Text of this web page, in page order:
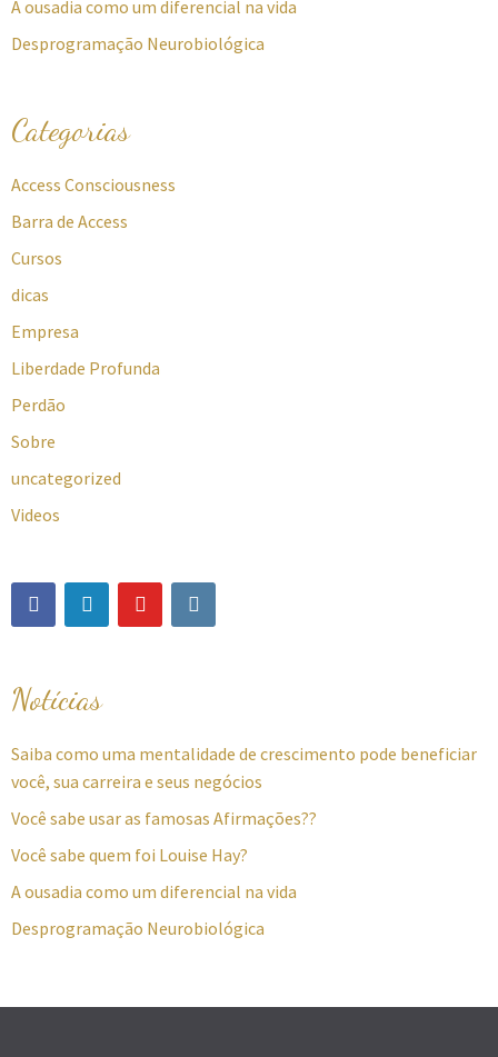
A ousadia como um diferencial na vida
Desprogramação Neurobiológica
Categorias
Access Consciousness
Barra de Access
Cursos
dicas
Empresa
Liberdade Profunda
Perdão
Sobre
uncategorized
Videos
Notícias
Saiba como uma mentalidade de crescimento pode beneficiar
você, sua carreira e seus negócios
Você sabe usar as famosas Afirmações??
Você sabe quem foi Louise Hay?
A ousadia como um diferencial na vida
Desprogramação Neurobiológica